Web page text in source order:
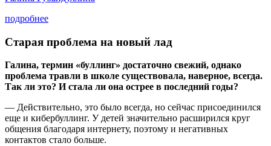
подробнее
Старая проблема на новый лад
Галина, термин «буллинг» достаточно свежий, однако
проблема травли в школе существовала, наверное, всегда.
Так ли это? И стала ли она острее в последний годы?
— Действительно, это было всегда, но сейчас присоединился
еще и кибербуллинг. У детей значительно расширился круг
общения благодаря интернету, поэтому и негативных
контактов стало больше.